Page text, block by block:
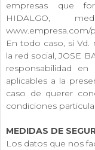
empresas que
HIDALGO,
www.empresa.com/
En todo caso, si
la red social, JOSE
responsabilidad
aplicables a la
caso de querer
condiciones
MEDIDAS DE
Los datos que nos